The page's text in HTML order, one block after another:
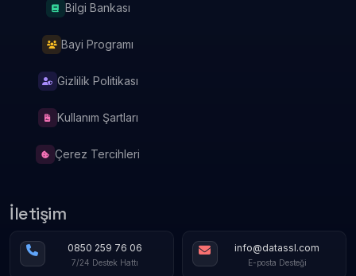
Bilgi Bankası
Bayi Programı
Gizlilik Politikası
Kullanım Şartları
Çerez Tercihleri
İletişim
0850 259 76 06
7/24 Destek Hattı
info@datassl.com
E-posta Desteği